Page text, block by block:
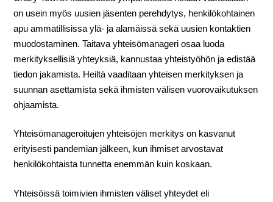
on usein myös uusien jäsenten perehdytys, henkilökohtainen
apu ammatillisissa ylä- ja alamäissä sekä uusien kontaktien
muodostaminen. Taitava yhteisömanageri osaa luoda
merkityksellisiä yhteyksiä, kannustaa yhteistyöhön ja edistää
tiedon jakamista. Heiltä vaaditaan yhteisen merkityksen ja
suunnan asettamista sekä ihmisten välisen vuorovaikutuksen
ohjaamista.
Yhteisömanageroitujen yhteisöjen merkitys on kasvanut
erityisesti pandemian jälkeen, kun ihmiset arvostavat
henkilökohtaista tunnetta enemmän kuin koskaan.
Yhteisöissä toimivien ihmisten väliset yhteydet eli